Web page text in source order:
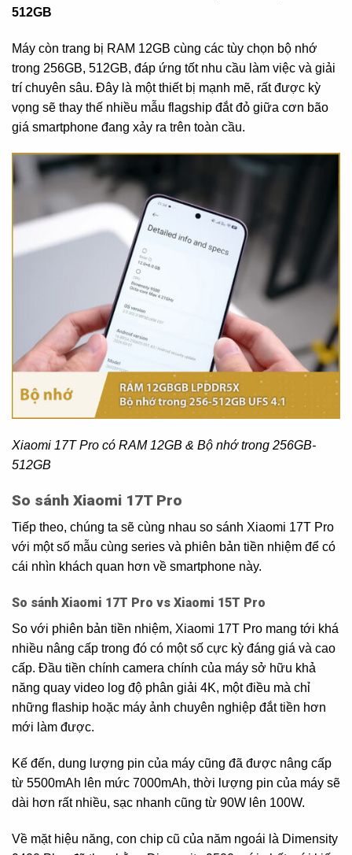
512GB
Máy còn trang bị RAM 12GB cùng các tùy chọn bộ nhớ
trong 256GB, 512GB, đáp ứng tốt nhu cầu làm việc và giải
trí chuyên sâu. Đây là một thiết bị mạnh mẽ, rất được kỳ
vọng sẽ thay thế nhiều mẫu flagship đắt đỏ giữa cơn bão
giá smartphone đang xảy ra trên toàn cầu.
Xiaomi 17T Pro có RAM 12GB & Bộ nhớ trong 256GB-
512GB
So sánh Xiaomi 17T Pro
Tiếp theo, chúng ta sẽ cùng nhau so sánh Xiaomi 17T Pro
với một số mẫu cùng series và phiên bản tiền nhiệm để có
cái nhìn khách quan hơn về smartphone này.
So sánh Xiaomi 17T Pro vs Xiaomi 15T Pro
So với phiên bản tiền nhiệm, Xiaomi 17T Pro mang tới khá
nhiều nâng cấp trong đó có một số cực kỳ đáng giá và cao
cấp. Đầu tiền chính camera chính của máy sở hữu khả
năng quay video log độ phân giải 4K, một điều mà chỉ
những flaship hoặc máy ảnh chuyên nghiệp đắt tiền hơn
mới làm được.
Kế đến, dung lượng pin của máy cũng đã được nâng cấp
từ 5500mAh lên mức 7000mAh, thời lượng pin của máy sẽ
dài hơn rất nhiều, sạc nhanh cũng từ 90W lên 100W.
Về mặt hiệu năng, con chip cũ của năm ngoái là Dimensity